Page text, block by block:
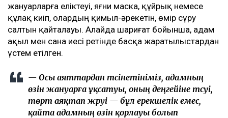
жануарларға еліктеуі, яғни маска, құйрық немесе
құлақ киіп, олардың қимыл-әрекетін, өмір сүру
салтын қайталауы. Алайда шариғат бойынша, адам
ақыл мен сана иесі ретінде басқа жаратылыстардан
үстем етілген.
— Осы аяттардан түсінетініміз, адамның
өзін жануарға ұқсатуы, оның деңгейіне түсуі,
төрт аяқтап жүруі — бұл ерекшелік емес,
қайта адамның өзін қорлауы болып